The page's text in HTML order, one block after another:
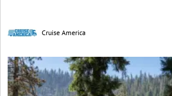
Cruise America